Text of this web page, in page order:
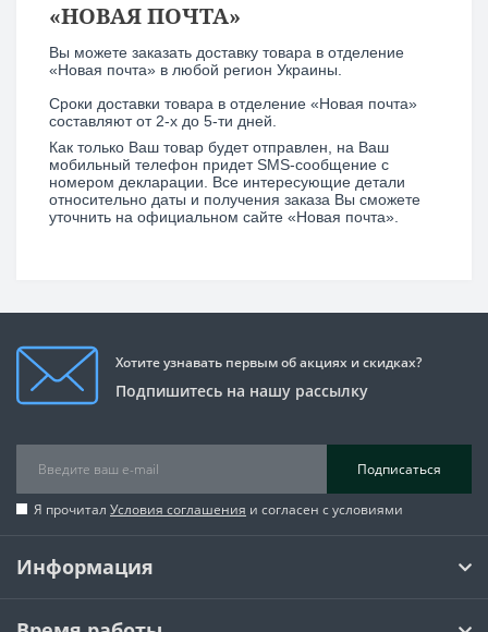
«НОВАЯ ПОЧТА»
Вы можете заказать доставку товара в отделение
«Новая почта» в любой регион Украины.
Сроки доставки товара в отделение «Новая почта»
составляют от 2-­х до 5-­ти дней.
Как только Ваш товар будет отправлен, на Ваш
мобильный телефон придет SMS­-сообщение с
номером декларации. Все интересующие детали
относительно даты и получения заказа Вы сможете
уточнить на официальном сайте «Новая почта».
Хотите узнавать первым об акциях и скидках?
Подпишитесь на нашу рассылку
Подписаться
Я прочитал Условия соглашения и согласен с условиями
Информация